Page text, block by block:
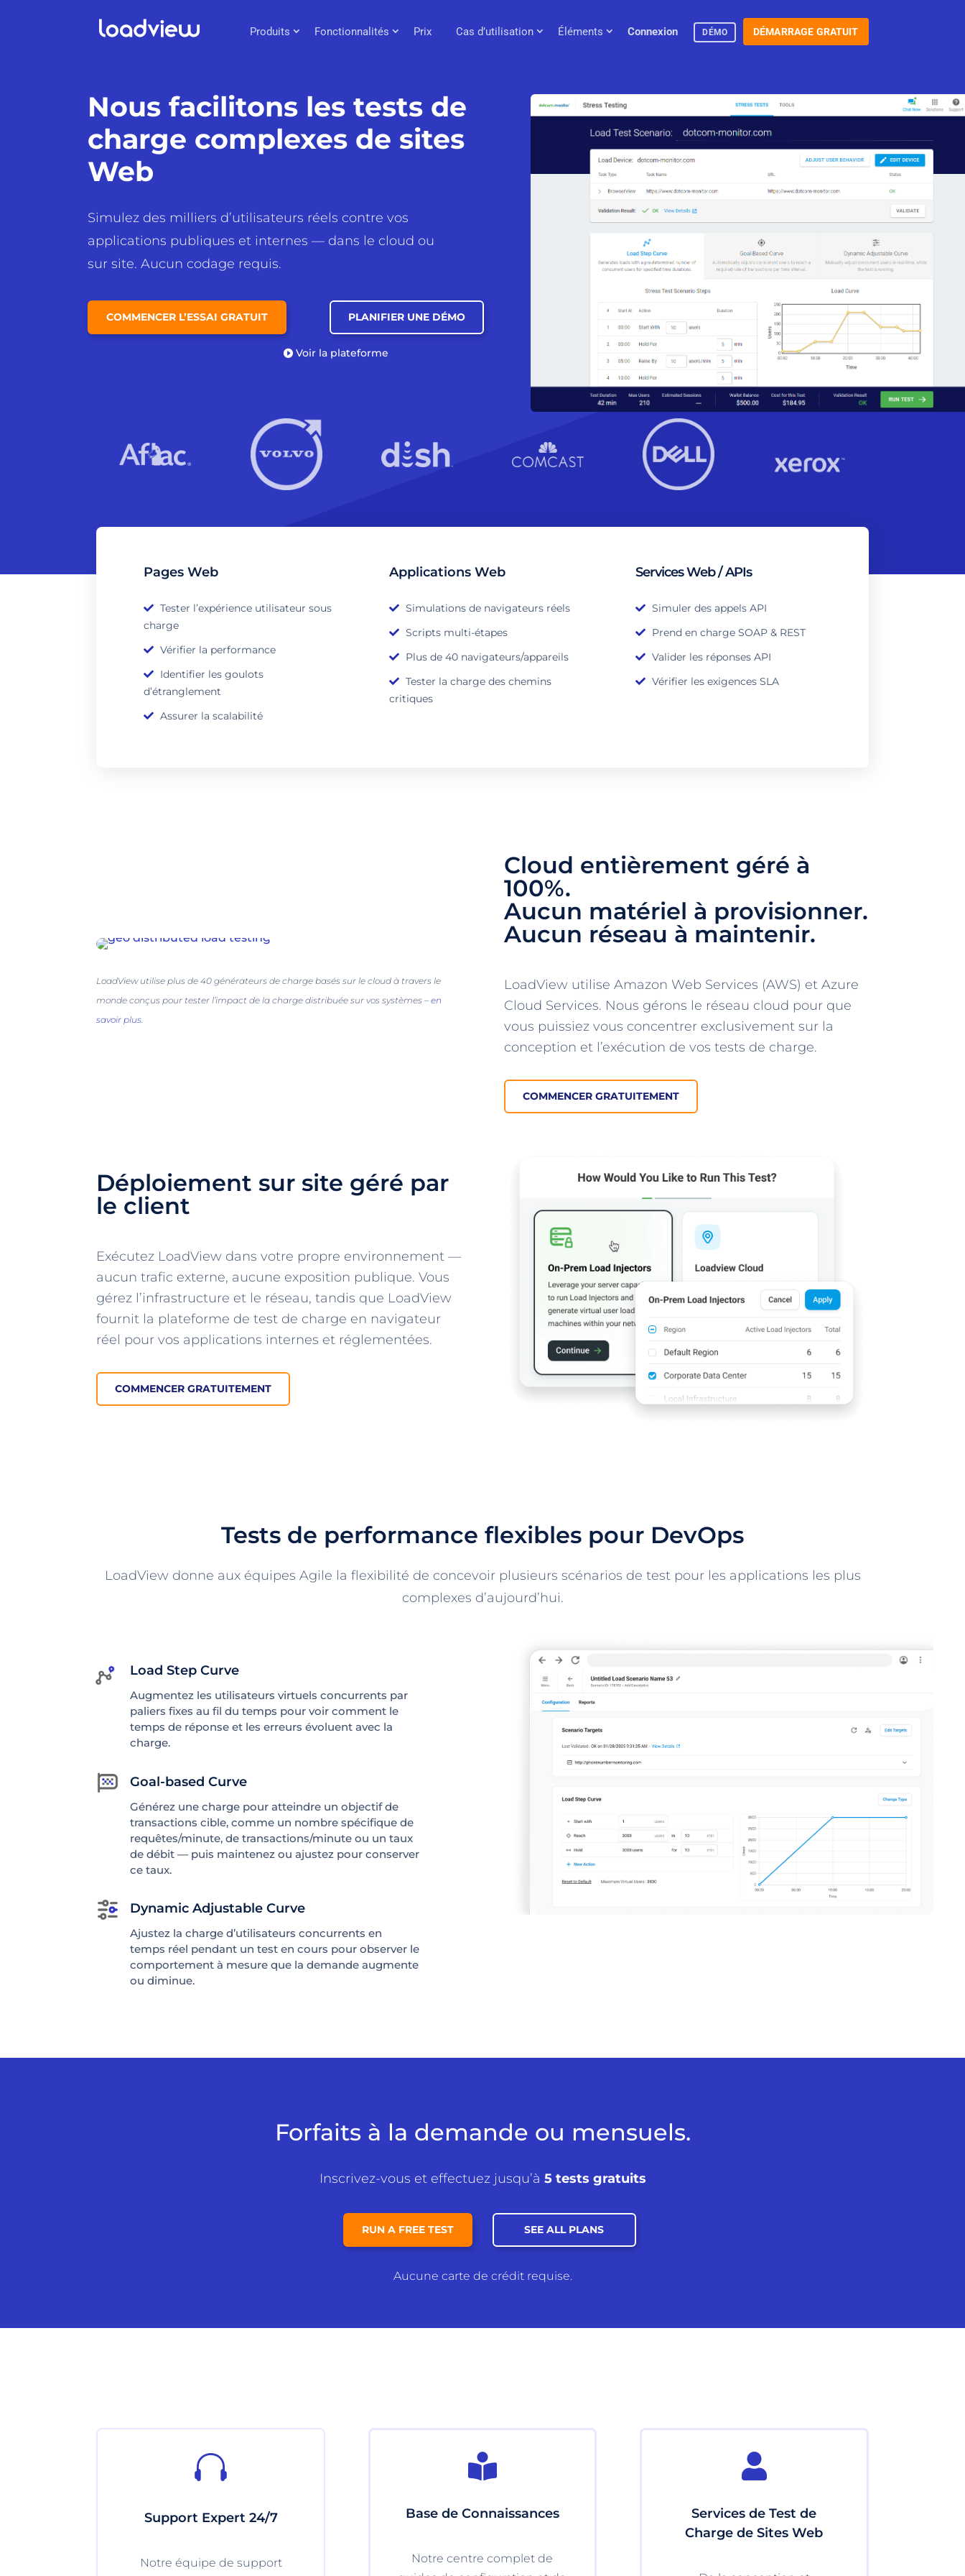
Produits Fonctionnalités Prix Cas d’utilisation Éléments Connexion DÉMO DÉMARRAGE GRATUIT
Nous facilitons les tests de
charge complexes de sites
Web
Simulez des milliers d’utilisateurs réels contre vos
applications publiques et internes — dans le cloud ou
sur site. Aucun codage requis.
COMMENCER L’ESSAI GRATUIT PLANIFIER UNE DÉMO
Voir la plateforme
Pages Web
Tester l’expérience utilisateur sous
charge
Vérifier la performance
Identifier les goulots
d’étranglement
Assurer la scalabilité
Applications Web
Simulations de navigateurs réels
Scripts multi-étapes
Plus de 40 navigateurs/appareils
Tester la charge des chemins
critiques
Services Web / APIs
Simuler des appels API
Prend en charge SOAP & REST
Valider les réponses API
Vérifier les exigences SLA
LoadView utilise plus de 40 générateurs de charge basés sur le cloud à travers le
monde conçus pour tester l’impact de la charge distribuée sur vos systèmes –en
savoir plus
Cloud entièrement géré à
100%.
Aucun matériel à provisionner.
Aucun réseau à maintenir.
LoadView utilise Amazon Web Services (AWS) et Azure
Cloud Services. Nous gérons le réseau cloud pour que
vous puissiez vous concentrer exclusivement sur la
conception et l’exécution de vos tests de charge.
COMMENCER GRATUITEMENT
Déploiement sur site géré par
le client
Exécutez LoadView dans votre propre environnement —
aucun trafic externe, aucune exposition publique. Vous
gérez l’infrastructure et le réseau, tandis que LoadView
fournit la plateforme de test de charge en navigateur
réel pour vos applications internes et réglementées.
COMMENCER GRATUITEMENT
Tests de performance flexibles pour DevOps
LoadView donne aux équipes Agile la flexibilité de concevoir plusieurs scénarios de test pour les applications les plus
complexes d’aujourd’hui.
Load Step Curve
Augmentez les utilisateurs virtuels concurrents par
paliers fixes au fil du temps pour voir comment le
temps de réponse et les erreurs évoluent avec la
charge.
Goal-based Curve
Générez une charge pour atteindre un objectif de
transactions cible, comme un nombre spécifique de
requêtes/minute, de transactions/minute ou un taux
de débit — puis maintenez ou ajustez pour conserver
ce taux.
Dynamic Adjustable Curve
Ajustez la charge d’utilisateurs concurrents en
temps réel pendant un test en cours pour observer le
comportement à mesure que la demande augmente
ou diminue.
Forfaits à la demande ou mensuels.
Inscrivez-vous et effectuez jusqu’à 5 tests gratuits
RUN A FREE TEST SEE ALL PLANS
Aucune carte de crédit requise.

Support Expert 24/7
Notre équipe de support

Base de Connaissances
Notre centre complet de

Services de Test de
Charge de Sites Web